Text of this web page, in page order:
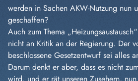
werden in Sachen AKW-Nutzung nun
geschaffen?
Auch zum Thema
nicht an Kritik an der Regierung. Der
beschlossene Gesetzentwurf sei alles
Darum denkt er aber, dass es nicht